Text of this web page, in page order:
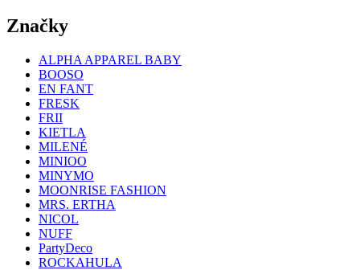
Značky
ALPHA APPAREL BABY
BOOSO
EN FANT
FRESK
FRII
KIETLA
MILENÉ
MINIOO
MINYMO
MOONRISE FASHION
MRS. ERTHA
NICOL
NUFF
PartyDeco
ROCKAHULA